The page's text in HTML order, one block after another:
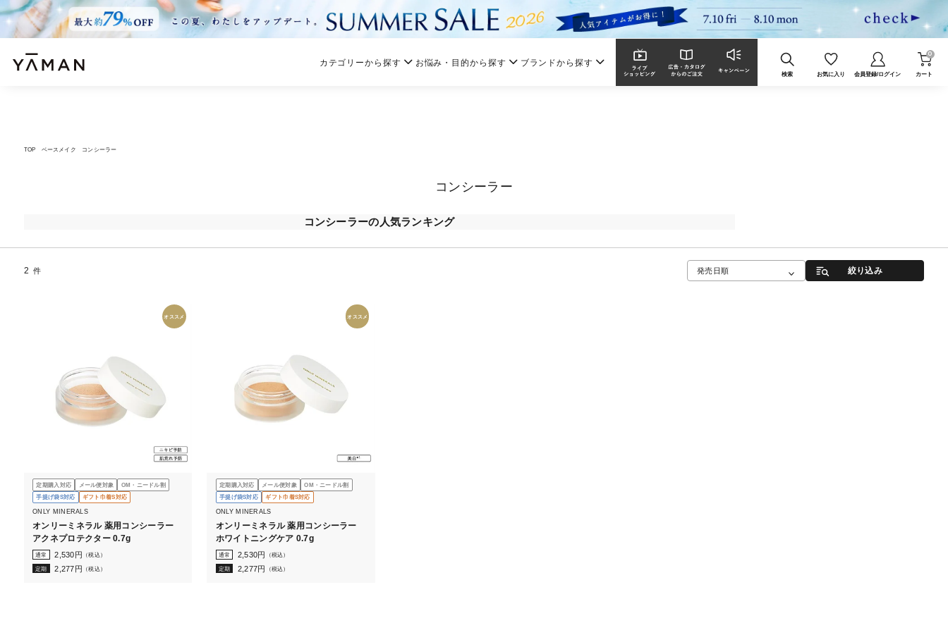
カテゴリーから探す お悩み・目的から探す ブランドから探す
検索 お気に入り 会員登録/ログイン カート
0
TOP ベースメイク コンシーラー
コンシーラー
コンシーラーの人気ランキング
2 件 発売日順 絞り込み
オススメ
定期購入対応 メール便対象
OM・ニードル割
手提げ袋S対応
ギフト巾着S対応
ONLY MINERALS
オンリーミネラル 薬用コンシーラー
アクネプロテクター 0.7g
通常 2,530円 （税込）
定期
2,277円 （税込）
オススメ
定期購入対応 メール便対象
OM・ニードル割
手提げ袋S対応
ギフト巾着S対応
ONLY MINERALS
オンリーミネラル 薬用コンシーラー
ホワイトニングケア 0.7g
通常 2,530円
（税込）
定期
2,277円 （税込）